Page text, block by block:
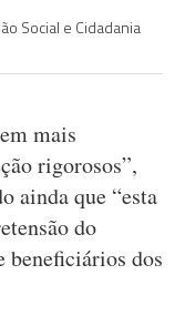
Social e Cidadania
mais
rigorosos”,
ainda que “esta
do
beneficiários dos